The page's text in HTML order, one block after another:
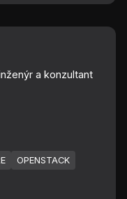
a konzultant
OPENSTACK